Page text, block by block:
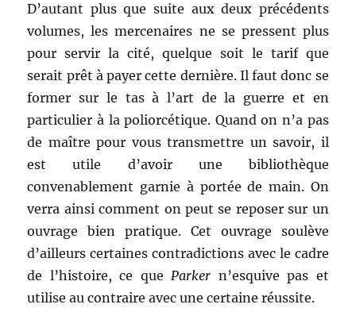
D’autant plus que suite aux deux précédents
volumes, les mercenaires ne se pressent plus
pour servir la cité, quelque soit le tarif que
serait prêt à payer cette dernière. Il faut donc se
former sur le tas à l’art de la guerre et en
particulier à la poliorcétique. Quand on n’a pas
de maître pour vous transmettre un savoir, il
est utile d’avoir une bibliothèque
convenablement garnie à portée de main. On
verra ainsi comment on peut se reposer sur un
ouvrage bien pratique. Cet ouvrage soulève
d’ailleurs certaines contradictions avec le cadre
de l’histoire, ce queParker n’esquive pas et
utilise au contraire avec une certaine réussite.